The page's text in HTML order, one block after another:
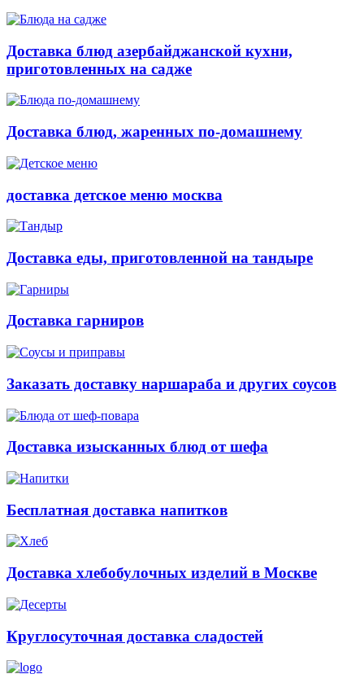
Доставка блюд азербайджанской кухни,
приготовленных на садже
Доставка блюд, жаренных по-домашнему
доставка детское меню москва
Доставка еды, приготовленной на тандыре
Доставка гарниров
Заказать доставку наршараба и других соусов
Доставка изысканных блюд от шефа
Бесплатная доставка напитков
Доставка хлебобулочных изделий в Москве
Круглосуточная доставка сладостей